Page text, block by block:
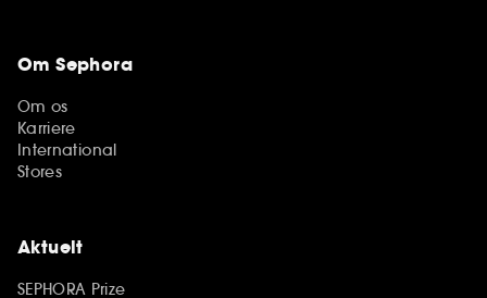
Om Sephora
Om os
Karriere
International
Stores
Aktuelt
SEPHORA Prize